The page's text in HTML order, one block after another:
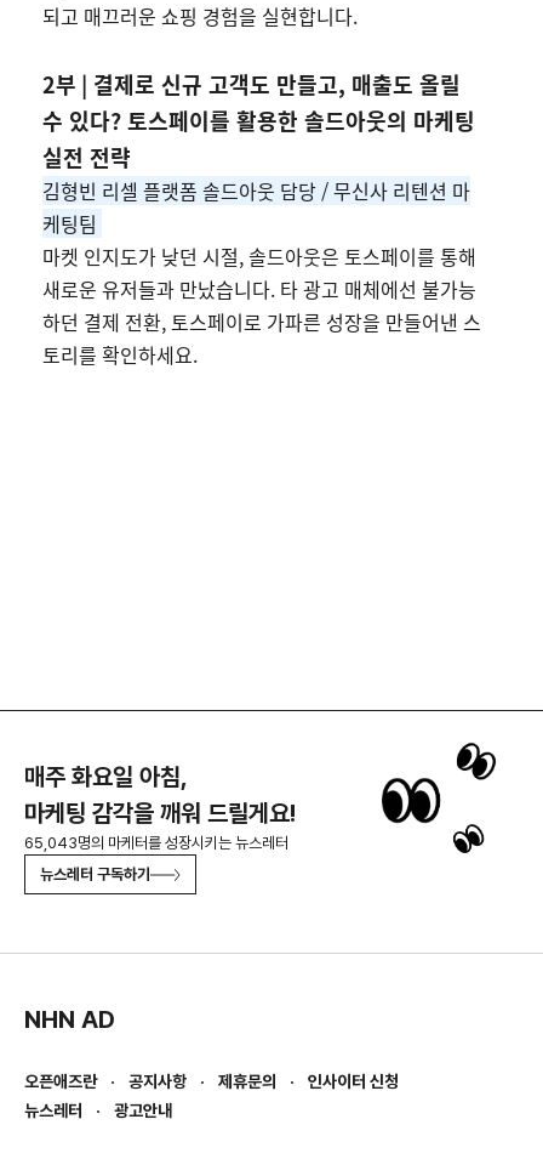
되고 매끄러운 쇼핑 경험을 실현합니다.
2부 | 결제로 신규 고객도 만들고, 매출도 올릴
수 있다? 토스페이를 활용한 솔드아웃의 마케팅
실전 전략
김형빈 리셀 플랫폼 솔드아웃 담당/ 무신사 리텐션 마
케팅팀
마켓 인지도가 낮던 시절, 솔드아웃은 토스페이를 통해
새로운 유저들과 만났습니다. 타 광고 매체에선 불가능
하던 결제 전환, 토스페이로 가파른 성장을 만들어낸 스
토리를 확인하세요.
매주 화요일 아침,
마케팅 감각을 깨워 드릴게요!
65,043명의 마케터를 성장시키는 뉴스레터
뉴스레터 구독하기
NHN AD
오픈애즈란 공지사항 제휴문의
인사이터 신청
뉴스레터
광고안내